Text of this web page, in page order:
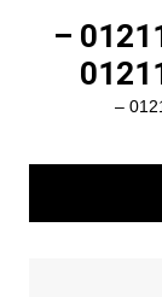
مكن تعبئة وتغليف 01211116954 –
ماكينات تعبئة وتغليف 01211116954 – 01211116956 –